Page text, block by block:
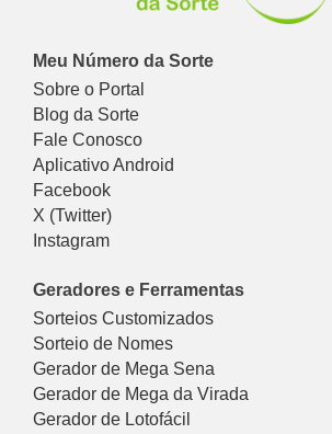
Meu Número da Sorte
Sobre o Portal
Blog da Sorte
Fale Conosco
Aplicativo Android
Facebook
X (Twitter)
Instagram
Geradores e Ferramentas
Sorteios Customizados
Sorteio de Nomes
Gerador de Mega Sena
Gerador de Mega da Virada
Gerador de Lotofácil